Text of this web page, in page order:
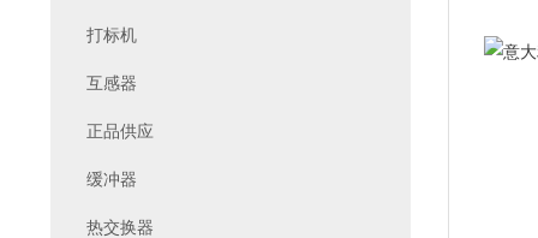
打标机
互感器
正品供应
缓冲器
热交换器